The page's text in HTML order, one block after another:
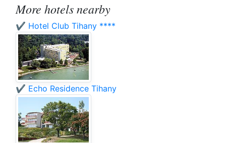
More hotels nearby
✔️ Hotel Club Tihany ****
✔️ Echo Residence Tihany